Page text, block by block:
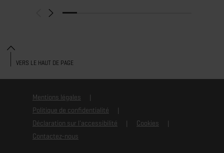
Mentions légales
Politique de confidentialité
Déclaration sur l'accessibilité
Cookies
Contactez-nous
VERS LE HAUT DE PAGE